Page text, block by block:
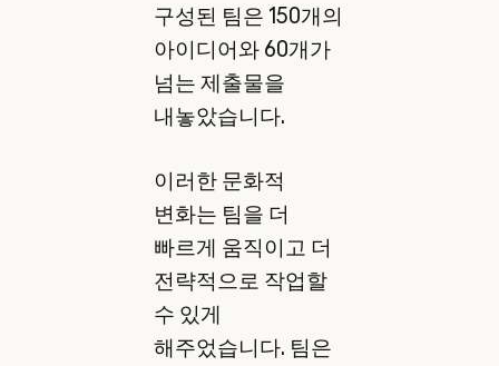
구성된 팀은 150개의
아이디어와 60개가
넘는 제출물을
내놓았습니다.
이러한 문화적
변화는 팀을 더
빠르게 움직이고 더
전략적으로 작업할
수 있게
해주었습니다. 팀은